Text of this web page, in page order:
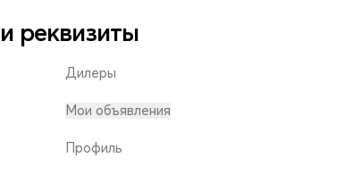
реквизиты
Дилеры
Мои объявления
Профиль